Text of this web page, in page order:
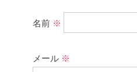
名前 ※
メール ※